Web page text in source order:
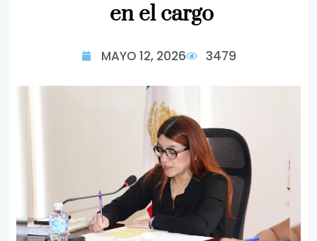
en el cargo
MAYO 12, 2026 3479